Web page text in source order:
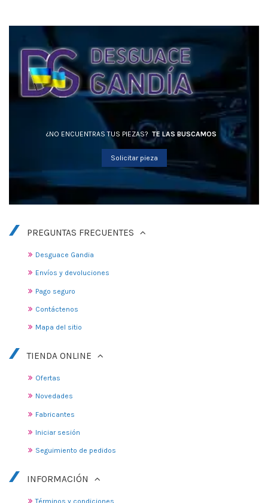
¿NO ENCUENTRAS TUS PIEZAS? TE LAS BUSCAMOS
Solicitar pieza
PREGUNTAS FRECUENTES
Desguace Gandia
Envíos y devoluciones
Pago seguro
Contáctenos
Mapa del sitio
TIENDA ONLINE
Ofertas
Novedades
Fabricantes
Iniciar sesión
Seguimiento de pedidos
INFORMACIÓN
Términos y condiciones